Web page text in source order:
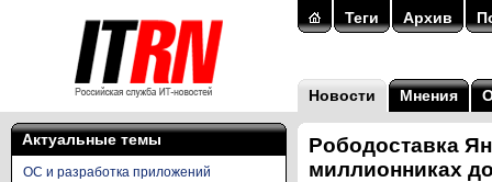
Теги Архив
Новости Мнения
Актуальные темы
ОС и разработка приложений
Рободоставка
миллионниках